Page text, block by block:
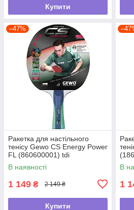
Купити
–47%
Ракетка для настільного
тенісу Gewo CS Energy Power
FL (860600001) tdi
В наявності
1 149 ₴ 2 149 ₴
Купити
В
1